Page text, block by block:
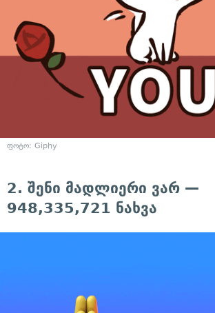
ფოტო: Giphy
2. შენი მადლიერი ვარ —
948,335,721 ნახვა